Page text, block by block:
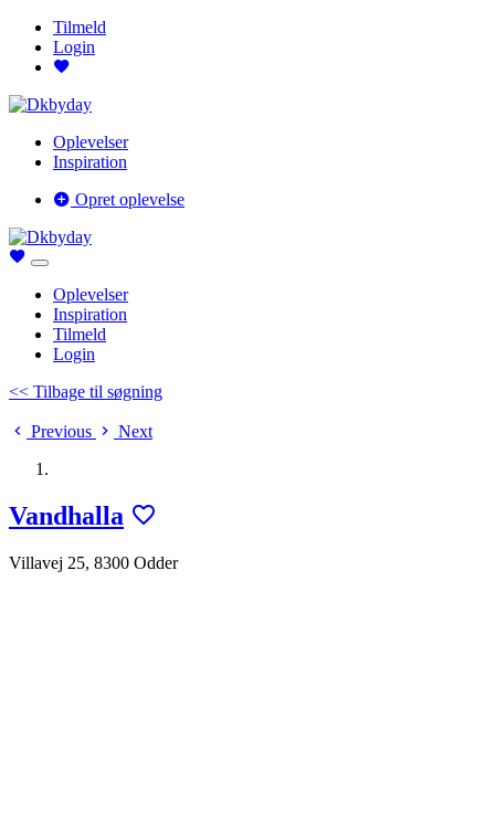
Tilmeld
Login
Oplevelser
Inspiration
Opret oplevelse
Oplevelser
Inspiration
Tilmeld
Login
<< Tilbage til søgning
Previous Next
Vandhalla
Villavej 25, 8300 Odder